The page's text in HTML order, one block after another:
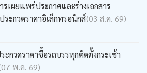
รเผยแพร่ประกาศและร่างเอกสาร
ระกวดราคาอิเล็กทรอนิกส์(03 ส.ค. 69)
ะกวดราคาซื้อรถบรรทุกติดตั้งกระเช้า
พ.ค. 69)